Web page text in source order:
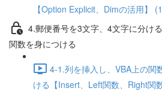
【Option Explicit、Dimの活用】
4.郵便番号を3文字、4文字に分け
関数を身につける
4-1.列を挿入し、VBA上の関
ける【Insert、Left関数、Right関